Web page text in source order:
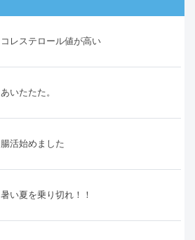
コレステロール値が高い
あいたたた。
腸活始めました
暑い夏を乗り切れ！！